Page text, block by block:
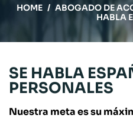
HOME / ABOGADO DE
HABLA
SE HABLA
PERSONALES
Nuestra meta es su